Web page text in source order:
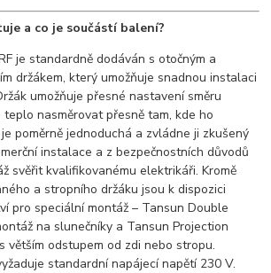
a co je součástí balení?
je standardně dodáván s otočným a
držákem, který umožňuje snadnou instalaci
umožňuje přesné nastavení směru
teplo nasměrovat přesně tam, kde ho
poměrně jednoduchá a zvládne ji zkušený
instalace a z bezpečnostních důvodů
svěřit kvalifikovanému elektrikáři. Kromě
a stropního držáku jsou k dispozici
pro speciální montáž – Tansun Double
na slunečníky a Tansun Projection
větším odstupem od zdi nebo stropu.
standardní napájecí napětí 230 V.